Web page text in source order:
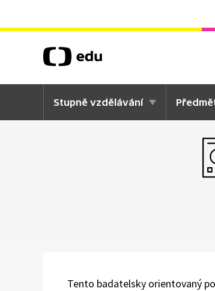
Stupně vzdělávání
Tento badatelsky orientovaný